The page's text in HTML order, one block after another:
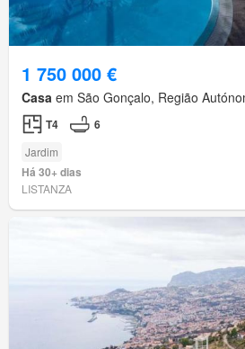
1 750 000 €
Casa em São Gonçalo, Região
T4 6
Jardim
Há 30+ dias
LISTANZA